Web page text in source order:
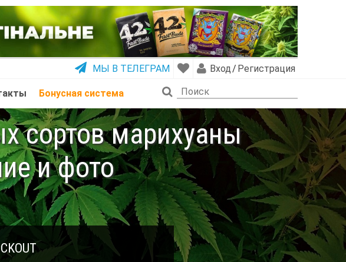
МЫ В ТЕЛЕГРАМ Вход/ Регистрация
Бонусная система
сортов марихуаны
и фото